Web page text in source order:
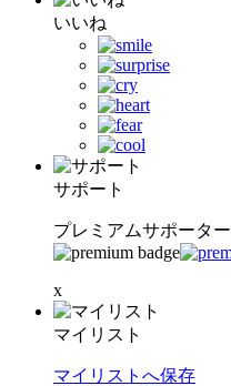
いいね
サポート
プレミアムサポーター
x
マイリスト
マイリストへ保存